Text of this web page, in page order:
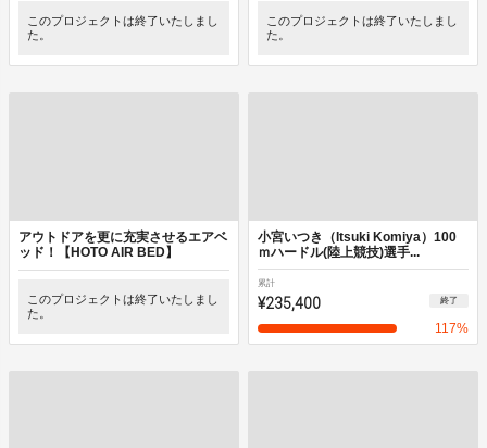
このプロジェクトは終了いたしまし
た。
このプロジェクトは終了いたしまし
た。
アウトドアを更に充実させるエアベ
ッド！【HOTO AIR BED】
このプロジェクトは終了いたしまし
た。
小宮いつき（Itsuki Komiya）100
ｍハードル(陸上競技)選手...
累計
¥235,400 終了
117%